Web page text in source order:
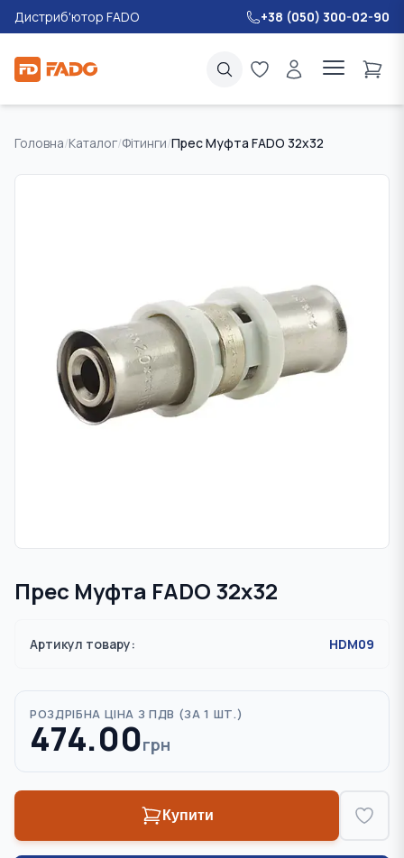
Дистриб'ютор FADO +38 (050) 300-02-90
Головна/Каталог/Фітинги/Прес Муфта FADO 32x32
Прес Муфта FADO 32x32
Артикул товару: HDM09
РОЗДРІБНА ЦІНА З ПДВ (ЗА 1 ШТ.)
474.00грн
Купити